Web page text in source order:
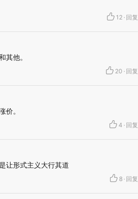
12 · 回复
其他。
20 · 回复
价。
4 · 回复
让形式主义大行其道
8 · 回复